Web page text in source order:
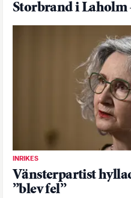
Storbrand i Laholm
INRIKES
Vänsterpartist
”blev fel”